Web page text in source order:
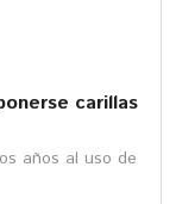
carillas
años al uso de